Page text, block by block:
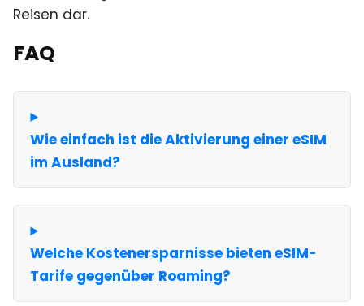
Reisen dar.
FAQ
Wie einfach ist die Aktivierung einer eSIM
im Ausland?
Welche Kostenersparnisse bieten eSIM-
Tarife gegenüber Roaming?